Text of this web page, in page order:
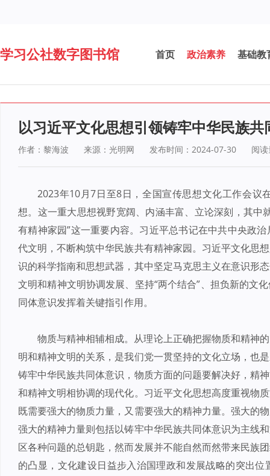
学习公社数字图书馆 首页 政治素养 基础教
以习近平文化思想引领铸牢中华民族共
作者：黎海波 来源：光明网 发布时间：2024-07-30 阅
2023年10月7日至8日，全国宣传思想文化工作会议
想。这一重大思想视野宽阔、内涵丰富、立论深刻，其中
有精神家园”这一重要内容。习近平总书记在中共中央政
代文明，不断构筑中华民族共有精神家园。习近平文化思
识的科学指南和思想武器，其中坚定马克思主义在意识形
文明和精神文明协调发展、坚持“两个结合”、担负新的文
同体意识发挥着关键指引作用。
物质与精神相辅相成。从理论上正确把握物质和精神
明和精神文明的关系，是我们党一贯坚持的文化立场，也
铸牢中华民族共同体意识，物质方面的问题要解决好，精
和精神文明相协调的现代化。习近平文化思想高度重视物
既需要强大的物质力量，又需要强大的精神力量。强大的
强大的精神力量则包括以铸牢中华民族共同体意识为主线
区各种问题的总钥匙，然而发展并不能自然而然带来民族
的凸显，文化建设日益步入治国理政和发展战略的突出